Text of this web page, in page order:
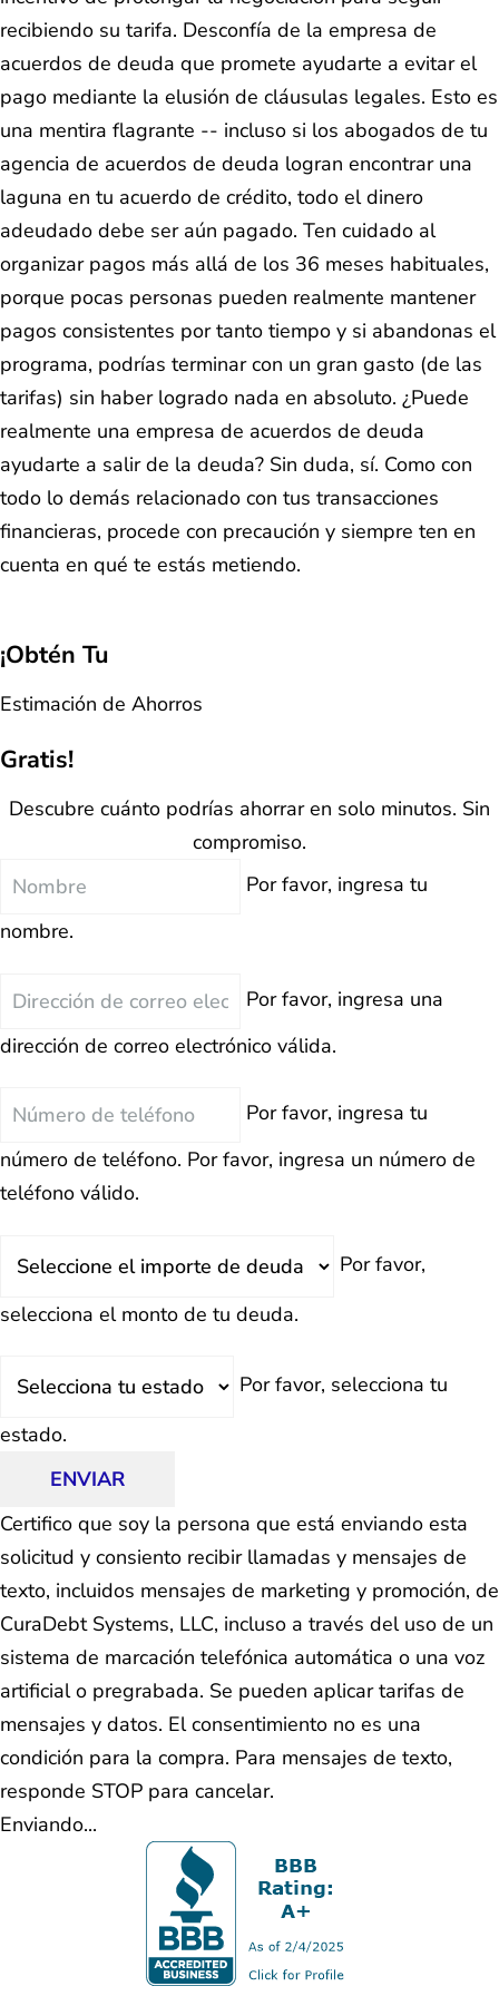
recibiendo su tarifa. Desconfía de la empresa de
acuerdos de deuda que promete ayudarte a evitar el
pago mediante la elusión de cláusulas legales. Esto es
una mentira flagrante -- incluso si los abogados de tu
agencia de acuerdos de deuda logran encontrar una
laguna en tu acuerdo de crédito, todo el dinero
adeudado debe ser aún pagado. Ten cuidado al
organizar pagos más allá de los 36 meses habituales,
porque pocas personas pueden realmente mantener
pagos consistentes por tanto tiempo y si abandonas el
programa, podrías terminar con un gran gasto (de las
tarifas) sin haber logrado nada en absoluto. ¿Puede
realmente una empresa de acuerdos de deuda
ayudarte a salir de la deuda? Sin duda, sí. Como con
todo lo demás relacionado con tus transacciones
financieras, procede con precaución y siempre ten en
cuenta en qué te estás metiendo.
¡Obtén Tu
Estimación de Ahorros
Gratis!
Descubre cuánto podrías ahorrar en solo minutos. Sin
compromiso.
Nombre
Por favor, ingresa tu
nombre.
Correo
Por favor, ingresa una
dirección de correo electrónico válida.
Teléfono
Por favor, ingresa tu
número de teléfono. Por favor, ingresa un número de
teléfono válido.
Por favor,
selecciona el monto de tu deuda.
Por favor, selecciona tu
estado.
ENVIAR
Certifico que soy la persona que está enviando esta
solicitud y consiento recibir llamadas y mensajes de
texto, incluidos mensajes de marketing y promoción, de
CuraDebt Systems, LLC, incluso a través del uso de un
sistema de marcación telefónica automática o una voz
artificial o pregrabada. Se pueden aplicar tarifas de
mensajes y datos. El consentimiento no es una
condición para la compra. Para mensajes de texto,
responde STOP para cancelar.
Enviando...